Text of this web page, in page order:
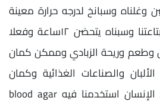
وسبانخ لدرجه حرارة معينة
وبعدين لقحنا بالبكتريا بتاعتنا وسبناه يتحضن ١٢ساعة وفعلا
وطعم وريحة الزبادي وممكن كمان
والصناعات الغذائية وكمان
عملنا اختبار الأمان على الإنسان استخدمنا فيه blood agar